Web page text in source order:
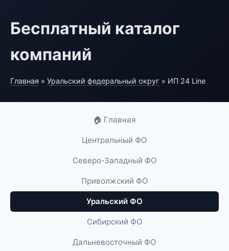
Бесплатный каталог
компаний
Главная » Уральский федеральный округ » ИП 24 Line
🏠 Главная
Центральный ФО
Северо-Западный ФО
Приволжский ФО
Уральский ФО
Сибирский ФО
Дальневосточный ФО